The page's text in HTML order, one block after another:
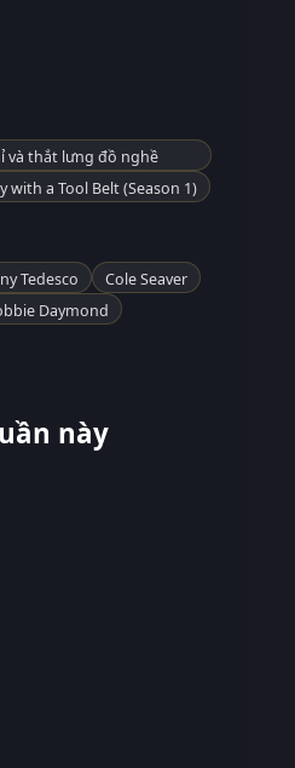
và thắt lưng đồ nghề
with a Tool Belt (Season 1)
Tedesco
Cole Seaver
Daymond
này